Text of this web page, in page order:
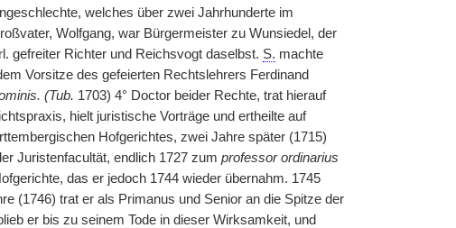
welches über zwei Jahrhunderte im
Wolfgang, war Bürgermeister zu Wunsiedel, der
gefreiter Richter und Reichsvogt daselbst. S. machte
Vorsitze des gefeierten Rechtslehrers Ferdinand
(Tub. 1703) 4° Doctor beider Rechte, trat hierauf
hielt juristische Vorträge und ertheilte auf
Hofgerichtes, zwei Jahre später (1715)
Juristenfacultät, endlich 1727 zum professor ordinarius
das er jedoch 1744 wieder übernahm. 1745
(1746) trat er als Primanus und Senior an die Spitze der
er bis zu seinem Tode in dieser Wirksamkeit, und